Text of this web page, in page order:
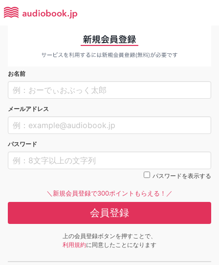
お名前
メールアドレス
パスワード
パスワードを表示する
＼新規会員登録で300ポイントもらえる！／
会員登録
上の会員登録ボタンを押すことで、
利用規約に同意したことになります